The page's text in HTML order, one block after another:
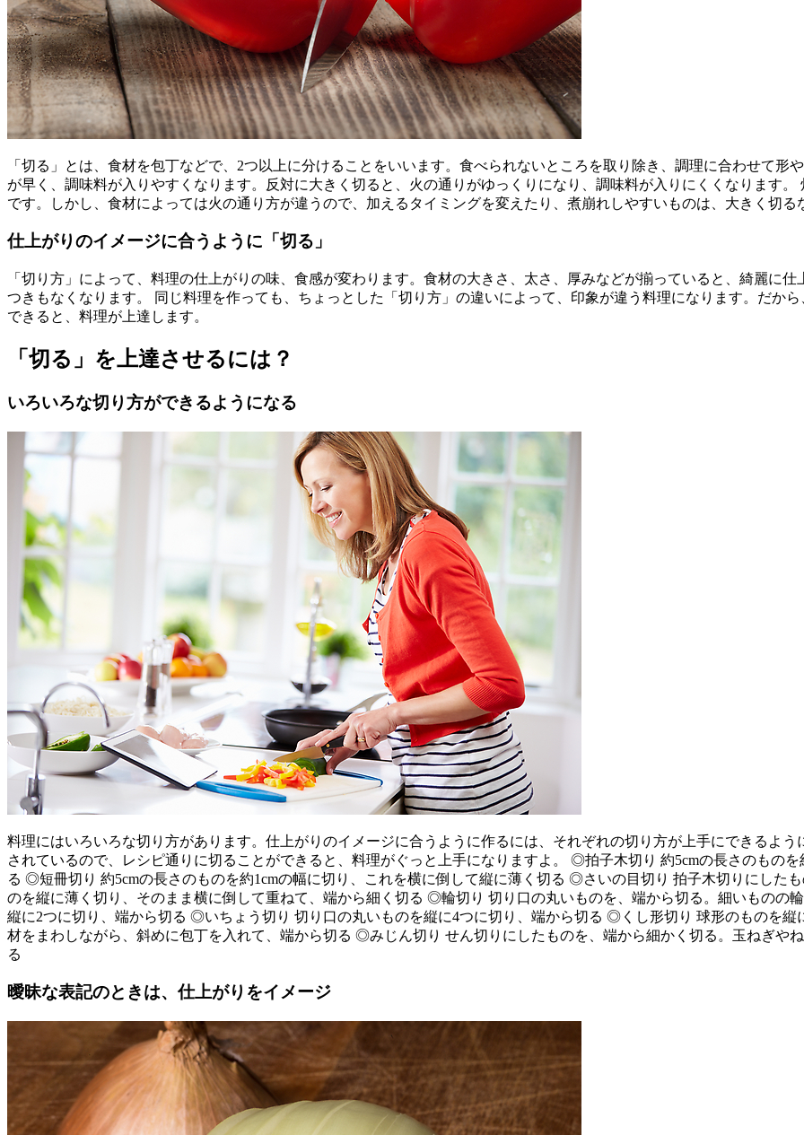
「切る」とは、食材を包丁などで、2つ以上に分けることをいいます。食べられないところを取り除き、調理に合わせて
が早く、調味料が入りやすくなります。反対に大きく切ると、火の通りがゆっくりになり、調味料が入りにくくなります
です。しかし、食材によっては火の通り方が違うので、加えるタイミングを変えたり、煮崩れしやすいものは、大きく切る
仕上がりのイメージに合うように「切る」
「切り方」によって、料理の仕上がりの味、食感が変わります。食材の大きさ、太さ、厚みなどが揃っていると、綺麗に
つきもなくなります。 同じ料理を作っても、ちょっとした「切り方」の違いによって、印象が違う料理になります。だか
できると、料理が上達します。
「切る」を上達させるには？
いろいろな切り方ができるようになる
料理にはいろいろな切り方があります。仕上がりのイメージに合うように作るには、それぞれの切り方が上手にできるよ
されているので、レシピ通りに切ることができると、料理がぐっと上手になりますよ。 ◎拍子木切り 約5cmの長さのもの
る ◎短冊切り 約5cmの長さのものを約1cmの幅に切り、これを横に倒して縦に薄く切る ◎さいの目切り 拍子木切りにした
のを縦に薄く切り、そのまま横に倒して重ねて、端から細く切る ◎輪切り 切り口の丸いものを、端から切る。細いものの
縦に2つに切り、端から切る ◎いちょう切り 切り口の丸いものを縦に4つに切り、端から切る ◎くし形切り 球形のものを
材をまわしながら、斜めに包丁を入れて、端から切る ◎みじん切り せん切りにしたものを、端から細かく切る。玉ねぎや
る
曖昧な表記のときは、仕上がりをイメージ